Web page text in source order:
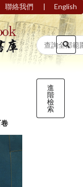
聯絡我們 | English
進
階
檢
索